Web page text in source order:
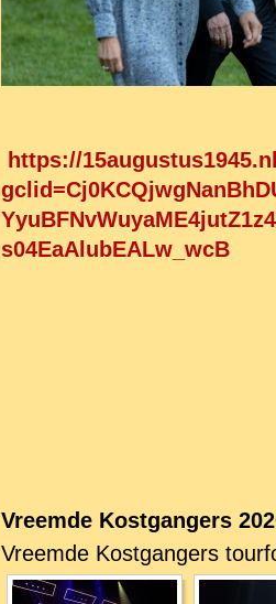
https://
s04EaAlubEALw_wcB
Vreemde Kostgangers
Vreemde Kostgangers